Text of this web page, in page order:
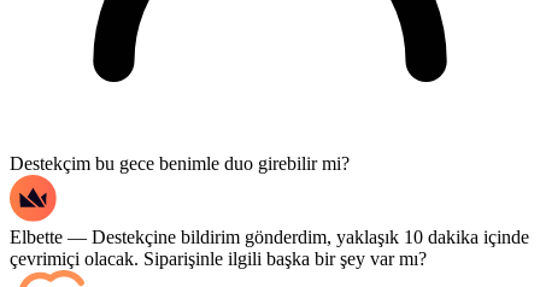
Destekçim bu gece benimle duo girebilir mi?
Elbette — Destekçine bildirim gönderdim, yaklaşık 10 dakika içinde
çevrimiçi olacak. Siparişinle ilgili başka bir şey var mı?